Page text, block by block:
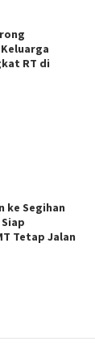
RT di
ke Segihan
Tetap Jalan